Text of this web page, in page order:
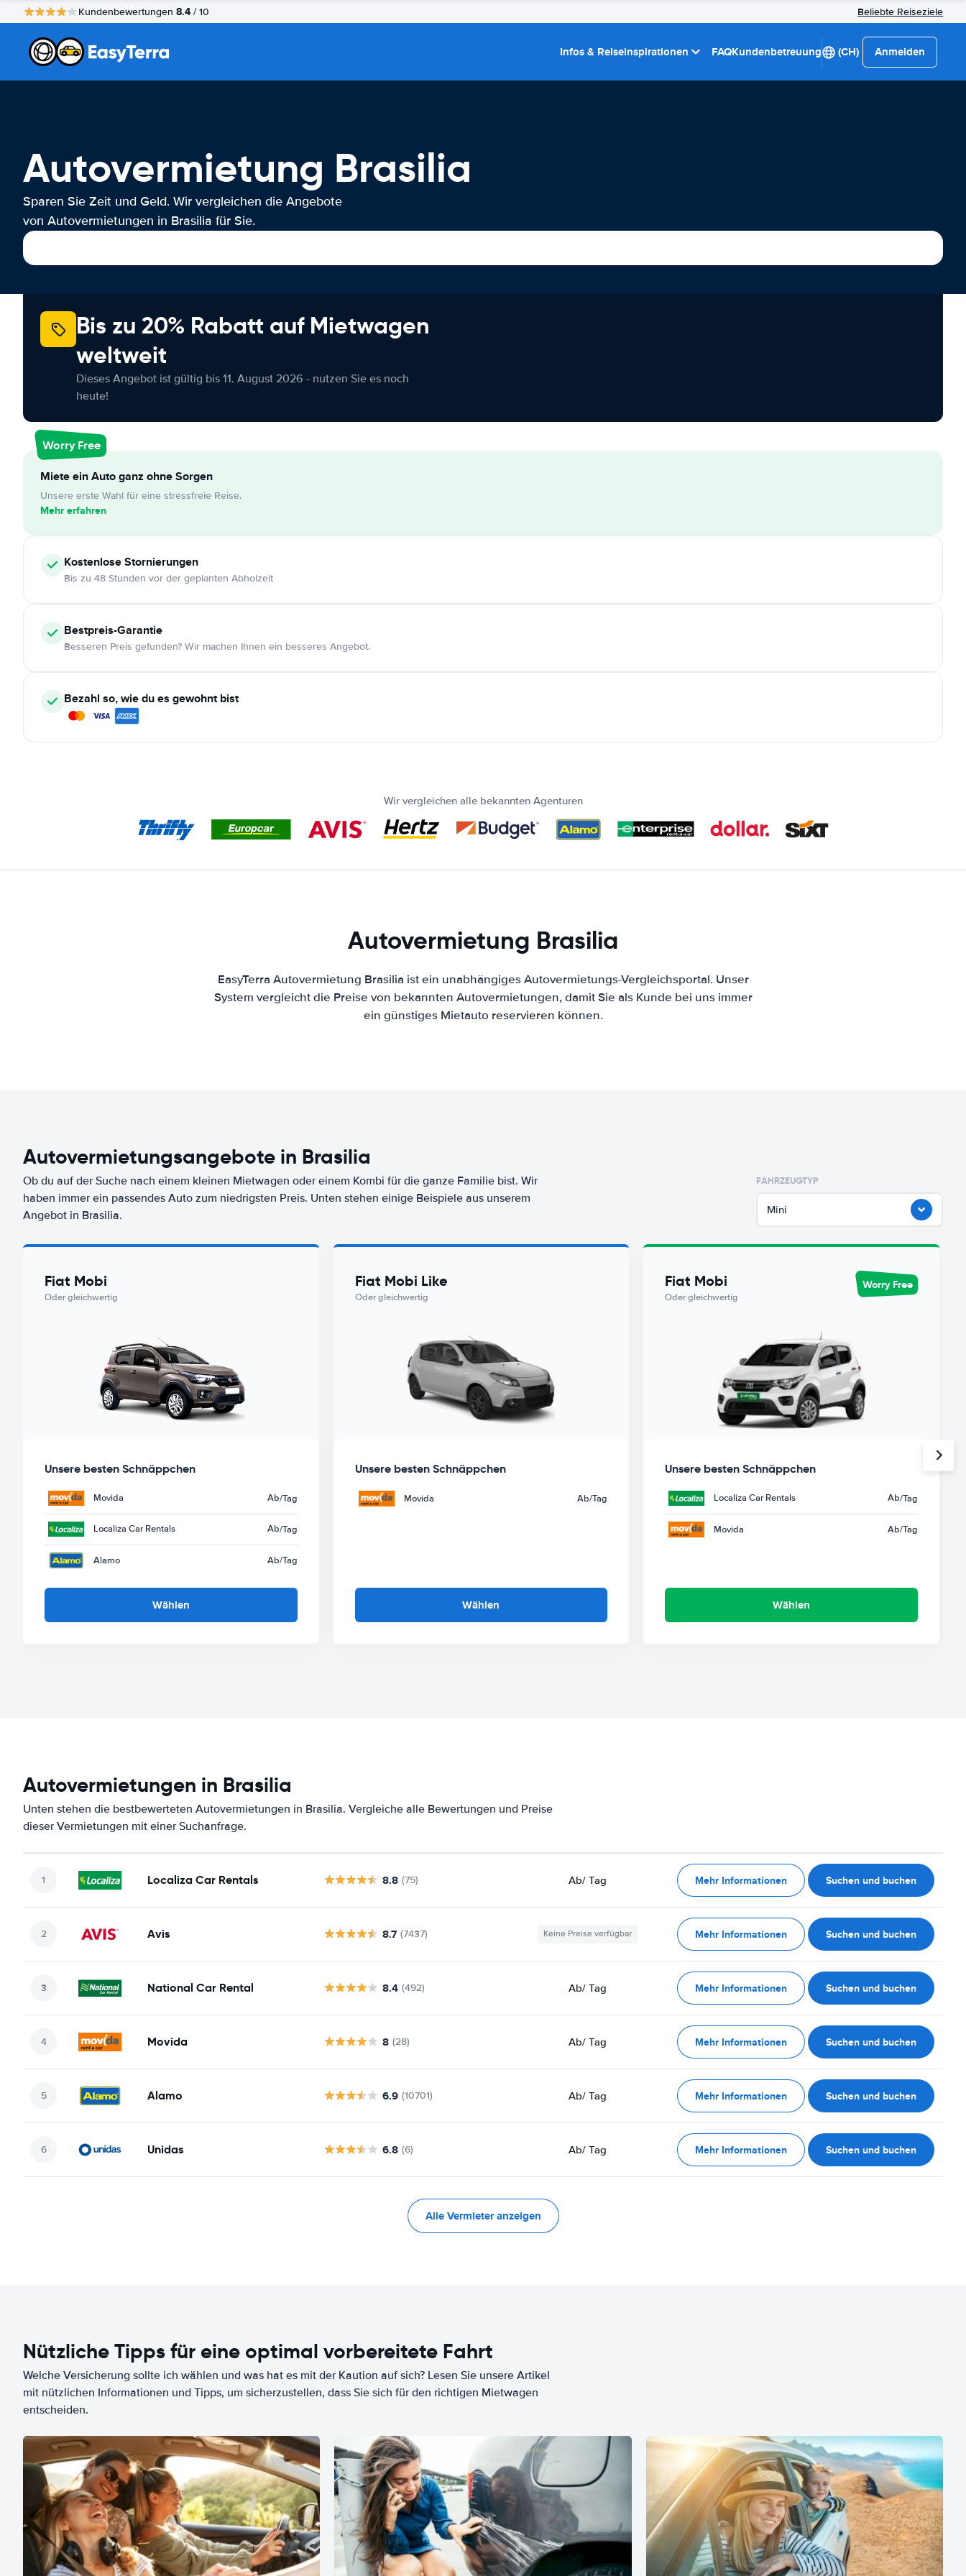
Kundenbewertungen 8.4 / 10 Beliebte Reiseziele
Infos & Reiseinspirationen FAQKundenbetreuung (CH) Anmelden
Autovermietung Brasilia
Sparen Sie Zeit und Geld. Wir vergleichen die Angebote
von Autovermietungen in Brasilia für Sie.
Bis zu 20% Rabatt auf Mietwagen
weltweit
Dieses Angebot ist gültig bis 11. August 2026 - nutzen Sie es noch
heute!
Worry Free
Miete ein Auto ganz ohne Sorgen
Unsere erste Wahl für eine stressfreie Reise.
Mehr erfahren
KostenloseStornierungen
Bis zu 48 Stunden vor der geplanten Abholzeit
Bestpreis-Garantie
Besseren Preis gefunden? Wir machen Ihnen ein besseres Angebot.
Bezahl so, wie du es gewohnt bist
Wir vergleichen alle bekannten Agenturen
Autovermietung Brasilia
EasyTerra Autovermietung Brasilia ist ein unabhängiges Autovermietungs-Vergleichsportal. Unser
System vergleicht die Preise von bekannten Autovermietungen, damit Sie als Kunde bei uns immer
ein günstiges Mietauto reservieren können.
Autovermietungsangebote in Brasilia
Ob du auf der Suche nach einem kleinen Mietwagen oder einem Kombi für die ganze Familie bist. Wir
haben immer ein passendes Auto zum niedrigsten Preis. Unten stehen einige Beispiele aus unserem
Angebot in Brasilia.
FAHRZEUGTYP
Mini
Fiat Mobi
Oder gleichwertig
Unsere besten Schnäppchen
Movida Ab/Tag
Localiza Car Rentals Ab/Tag
Alamo Ab/Tag
Wählen
Fiat Mobi Like
Oder gleichwertig
Unsere besten Schnäppchen
Movida Ab/Tag
Wählen
Fiat Mobi
Oder gleichwertig
Worry Free
Unsere besten Schnäppchen
Localiza Car Rentals Ab/Tag
Movida Ab/Tag
Wählen
Autovermietungen in Brasilia
Unten stehen die bestbewerteten Autovermietungen in Brasilia. Vergleiche alle Bewertungen und Preise
dieser Vermietungen mit einer Suchanfrage.
Localiza Car Rentals 8.8 (75) Ab/ Tag Mehr Informationen Suchen und buchen
Avis 8.7 (7437) Keine Preise verfügbar Mehr Informationen Suchen und buchen
National Car Rental 8.4 (492) Ab/ Tag Mehr Informationen Suchen und buchen
Movida 8 (28) Ab/ Tag Mehr Informationen Suchen und buchen
Alamo 6.9 (10701) Ab/ Tag Mehr Informationen Suchen und buchen
Unidas 6.8 (6) Ab/ Tag Mehr Informationen Suchen und buchen
Alle Vermieter anzeigen
Nützliche Tipps für eine optimal vorbereitete Fahrt
Welche Versicherung sollte ich wählen und was hat es mit der Kaution auf sich? Lesen Sie unsere Artikel
mit nützlichen Informationen und Tipps, um sicherzustellen, dass Sie sich für den richtigen Mietwagen
entscheiden.